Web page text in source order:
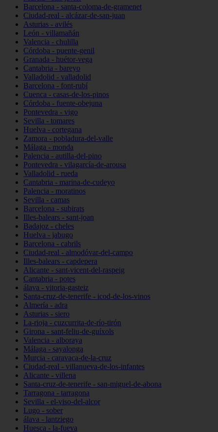
Barcelona - santa-coloma-de-gramenet
Ciudad-real - alcázar-de-san-juan
Asturias - avilés
León - villamañán
Valencia - chulilla
Córdoba - puente-genil
Granada - huétor-vega
Cantabria - bareyo
Valladolid - valladolid
Barcelona - font-rubí
Cuenca - casas-de-los-pinos
Córdoba - fuente-obejuna
Pontevedra - vigo
Sevilla - tomares
Huelva - cortegana
Zamora - pobladura-del-valle
Málaga - monda
Palencia - autilla-del-pino
Pontevedra - vilagarcía-de-arousa
Valladolid - rueda
Cantabria - marina-de-cudeyo
Palencia - moratinos
Sevilla - camas
Barcelona - subirats
Illes-balears - sant-joan
Badajoz - cheles
Huelva - jabugo
Barcelona - cabrils
Ciudad-real - almodóvar-del-campo
Illes-balears - capdepera
Alicante - sant-vicent-del-raspeig
Cantabria - potes
álava - vitoria-gasteiz
Santa-cruz-de-tenerife - icod-de-los-vinos
Almería - adra
Asturias - siero
La-rioja - cuzcurrita-de-río-tirón
Girona - sant-feliu-de-guíxols
Valencia - alboraya
Málaga - sayalonga
Murcia - caravaca-de-la-cruz
Ciudad-real - villanueva-de-los-infantes
Alicante - villena
Santa-cruz-de-tenerife - san-miguel-de-abona
Tarragona - tarragona
Sevilla - el-viso-del-alcor
Lugo - sober
álava - lantziego
Huesca - la-fueva